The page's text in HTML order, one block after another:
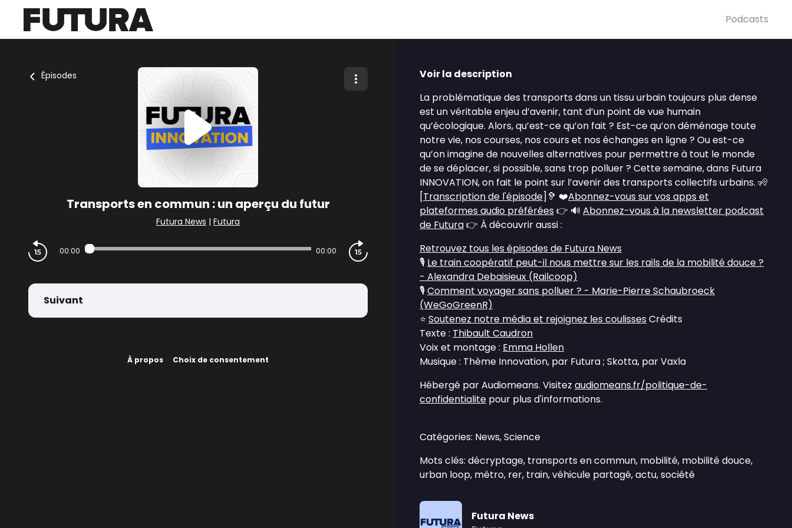
Podcasts
Épisodes
Transports en commun : un aperçu du futur
Futura News | Futura
00:00 00:00
Suivant
À propos Choix de consentement
Voir la description
La problématique des transports dans un tissu urbain toujours plus dense
est un véritable enjeu d’avenir, tant d’un point de vue humain
qu’écologique. Alors, qu’est-ce qu’on fait ? Est-ce qu’on déménage toute
notre vie, nos courses, nos cours et nos échanges en ligne ? Ou est-ce
qu’on imagine de nouvelles alternatives pour permettre à tout le monde
de se déplacer, si possible, sans trop polluer ? Cette semaine, dans Futura
INNOVATION, on fait le point sur l’avenir des transports collectifs urbains. 🧏
[Transcription de l'épisode]🦻 ❤️Abonnez-vous sur vos apps et
plateformes audio préférées 👉 🔊 Abonnez-vous à la newsletter podcast
de Futura👉 À découvrir aussi :
Retrouvez tous les épisodes de Futura News
🎙️ Le train coopératif peut-il nous mettre sur les rails de la mobilité douce ?
- Alexandra Debaisieux (Railcoop)
🎙️Comment voyager sans polluer ? - Marie-Pierre Schaubroeck
(WeGoGreenR)
⭐ Soutenez notre média et rejoignez les coulisses Crédits
Texte : Thibault Caudron
Voix et montage : Emma Hollen
Musique : Thème Innovation, par Futura ; Skotta, par Vaxla
Hébergé par Audiomeans. Visitez audiomeans.fr/politique-de-
confidentialite pour plus d'informations.
Catégories: News, Science
Mots clés: décryptage, transports en commun, mobilité, mobilité douce,
urban loop, métro, rer, train, véhicule partagé, actu, société
Futura News